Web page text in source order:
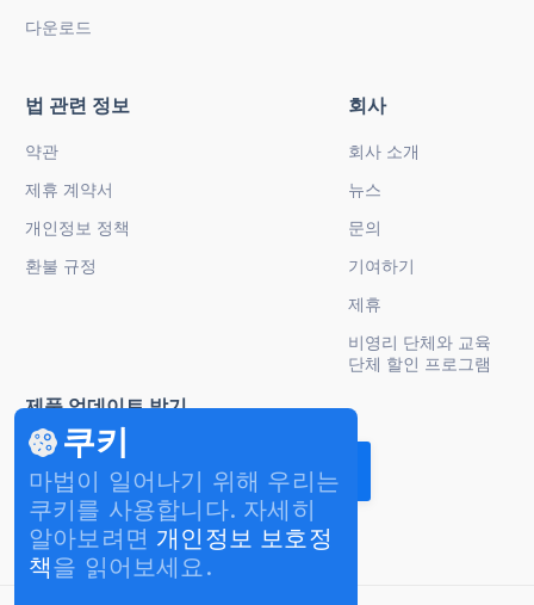
쿠키
마법이 일어나기 위해 우리는
쿠키를 사용합니다. 자세히
알아보려면 개인정보 보호정
책을 읽어보세요.
다운로드
법 관련 정보
약관
제휴 계약서
개인정보 정책
환불 규정
회사
회사 소개
뉴스
문의
기여하기
제휴
비영리 단체와 교육
단체 할인 프로그램
제품 업데이트 받기